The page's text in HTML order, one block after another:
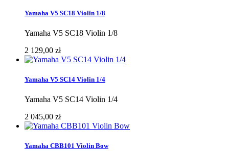
Yamaha V5 SC18 Violin 1/8
Yamaha V5 SC18 Violin 1/8
2 129,00 zł
Yamaha V5 SC14 Violin 1/4
Yamaha V5 SC14 Violin 1/4
2 045,00 zł
Yamaha CBB101 Violin Bow